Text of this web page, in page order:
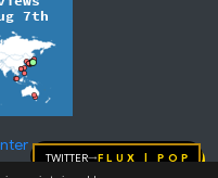
Twitter→FLUX | pop